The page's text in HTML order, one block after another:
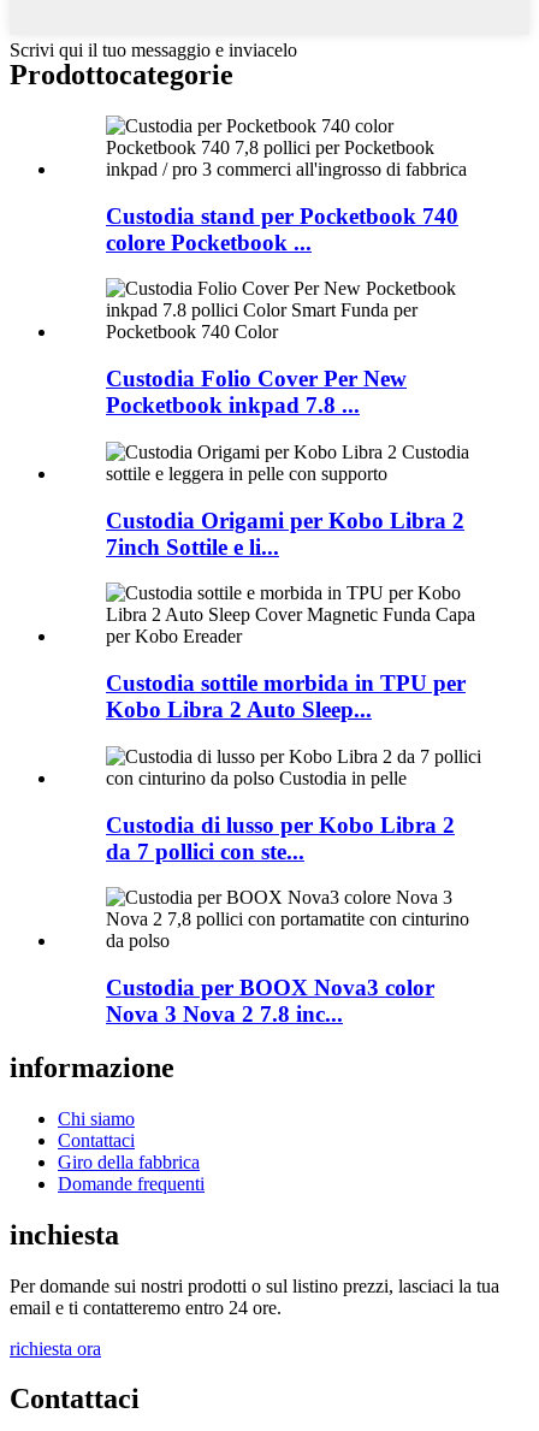
Scrivi qui il tuo messaggio e inviacelo
Prodottocategorie
Custodia stand per Pocketbook 740
colore Pocketbook ...
Custodia Folio Cover Per New
Pocketbook inkpad 7.8 ...
Custodia Origami per Kobo Libra 2
7inch Sottile e li...
Custodia sottile morbida in TPU per
Kobo Libra 2 Auto Sleep...
Custodia di lusso per Kobo Libra 2
da 7 pollici con ste...
Custodia per BOOX Nova3 color
Nova 3 Nova 2 7.8 inc...
informazione
Chi siamo
Contattaci
Giro della fabbrica
Domande frequenti
inchiesta
Per domande sui nostri prodotti o sul listino prezzi, lasciaci la tua
email e ti contatteremo entro 24 ore.
richiesta ora
Contattaci